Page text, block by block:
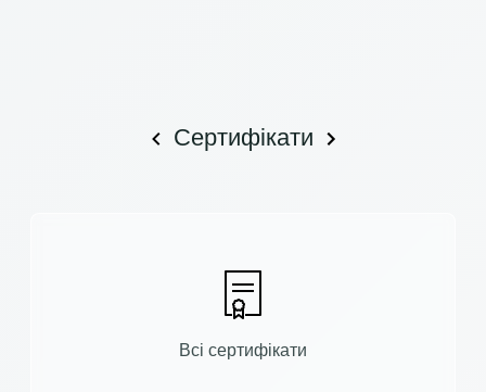
Сертифікати
Всі сертифікати